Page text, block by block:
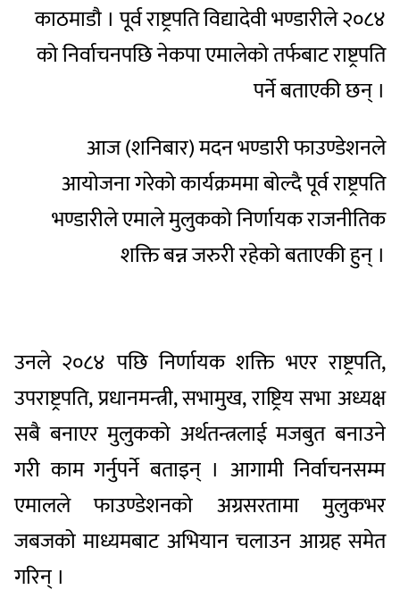
काठमाडाै । पूर्व राष्ट्रपति विद्यादेवी भण्डारीले २०८४
को निर्वाचनपछि नेकपा एमालेको तर्फबाट राष्ट्रपति
पर्ने बताएकी छन् ।
आज (शनिबार) मदन भण्डारी फाउण्डेशनले
आयोजना गरेको कार्यक्रममा बोल्दै पूर्व राष्ट्रपति
भण्डारीले एमाले मुलुकको निर्णायक राजनीतिक
शक्ति बन्न जरुरी रहेको बताएकी हुन् ।
उनले २०८४ पछि निर्णायक शक्ति भएर राष्ट्रपति,
उपराष्ट्रपति, प्रधानमन्त्री, सभामुख, राष्ट्रिय सभा अध्यक्ष
सबै बनाएर मुलुकको अर्थतन्त्रलाई मजबुत बनाउने
गरी काम गर्नुपर्ने बताइन् । आगामी निर्वाचनसम्म
एमालले फाउण्डेशनको अग्रसरतामा मुलुकभर
जबजको माध्यमबाट अभियान चलाउन आग्रह समेत
गरिन् ।